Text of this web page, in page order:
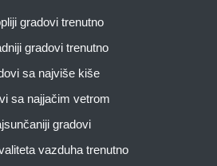
gradovi trenutno
gradovi trenutno
sa najviše kiše
sa najjačim vetrom
gradovi
vazduha trenutno